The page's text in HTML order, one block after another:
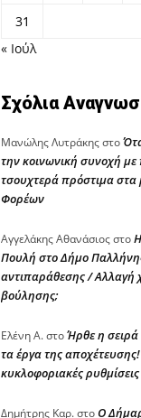
31
« Ιούλ
Σχόλια
Μανώλης Λυτράκηςστο
την κοινωνική συνοχή με
τσουχτερά πρόστιμα
Φορέων
Αγγελάκης Αθανάσιοςστο
Πουλή στο Δήμο
αντιπαράθεσης / Αλλαγή
βούλησης;
Ελένη Α.στοΉρθε η
τα έργα της
κυκλοφοριακές ρυθμίσεις
Δημήτρης Καρ.στοΟ